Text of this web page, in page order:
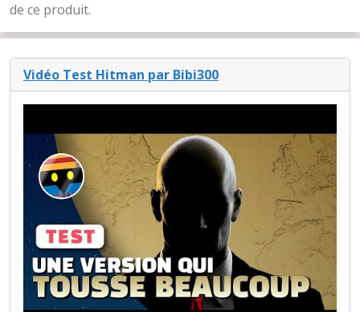
de ce produit.
Vidéo Test Hitman par Bibi300